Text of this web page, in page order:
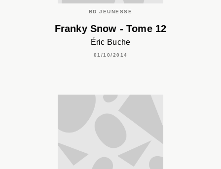
BD JEUNESSE
Franky Snow - Tome 12
Éric Buche
01/10/2014